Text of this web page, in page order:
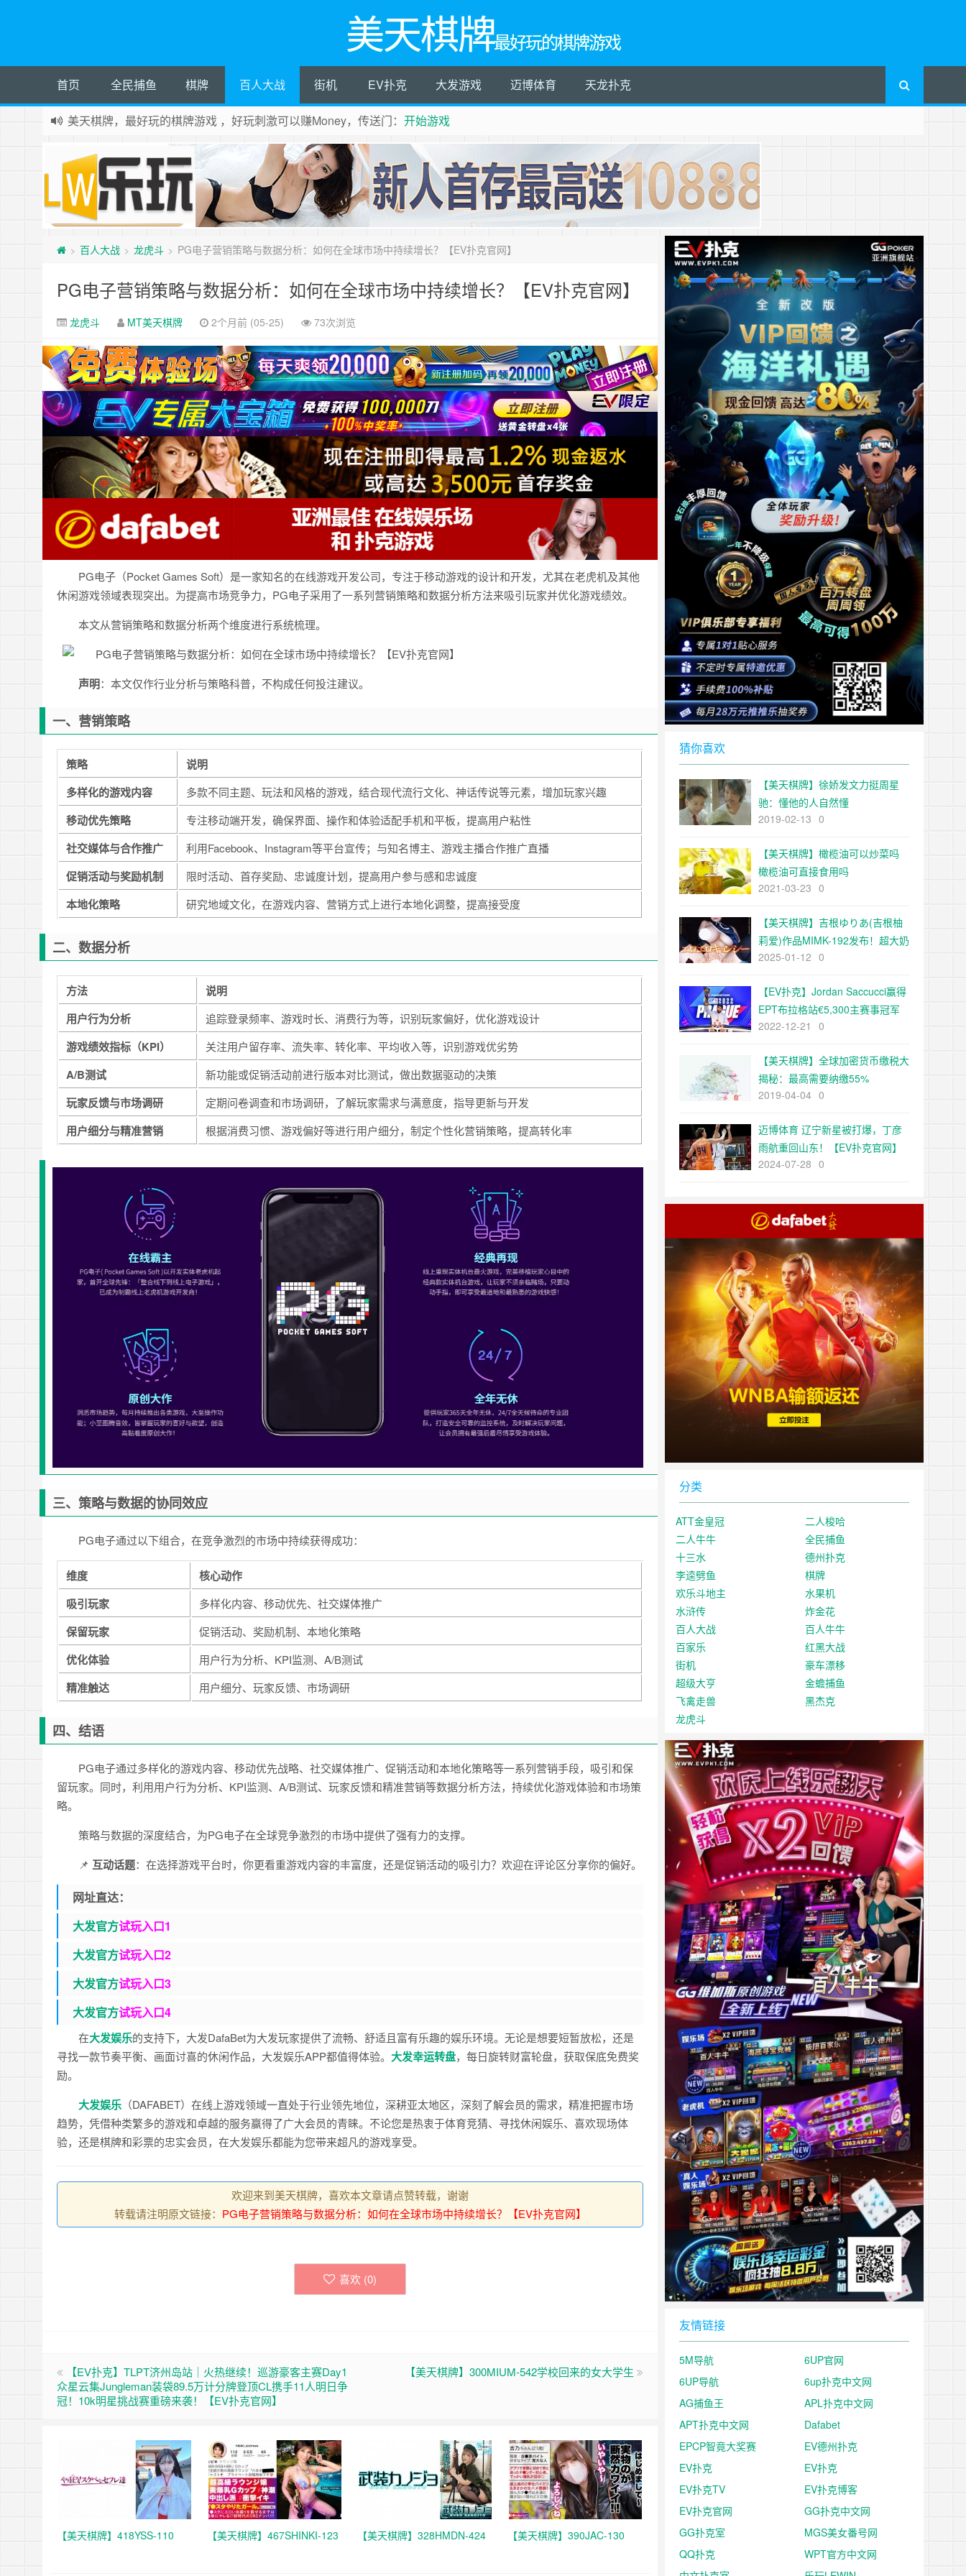
美天棋牌最好玩的棋牌游戏
首页 全民捕鱼 棋牌 百人大战 街机 EV扑克 大发游戏 迈博体育 天龙扑克
美天棋牌，最好玩的棋牌游戏 ，好玩刺激可以赚Money，传送门： 开始游戏
> 百人大战 > 龙虎斗 > PG电子营销策略与数据分析：如何在全球市场中持续增长？【EV扑克官网】
PG电子营销策略与数据分析：如何在全球市场中持续增长？【EV扑克官网】
龙虎斗 MT美天棋牌 2个月前 (05-25) 73次浏览
PG电子（Pocket Games Soft）是一家知名的在线游戏开发公司，专注于移动游戏的设计和开发，尤其在老虎机及其他
休闲游戏领域表现突出。为提高市场竞争力，PG电子采用了一系列营销策略和数据分析方法来吸引玩家并优化游戏绩效。
本文从营销策略和数据分析两个维度进行系统梳理。
声明：本文仅作行业分析与策略科普，不构成任何投注建议。
一、营销策略
策略
说明
多样化的游戏内容
多款不同主题、玩法和风格的游戏，结合现代流行文化、神话传说等元素，增加玩家兴趣
移动优先策略 专注移动端开发，确保界面、操作和体验适配手机和平板，提高用户粘性
社交媒体与合作推广 利用Facebook、Instagram等平台宣传；与知名博主、游戏主播合作推广直播
促销活动与奖励机制 限时活动、首存奖励、忠诚度计划，提高用户参与感和忠诚度
本地化策略 研究地域文化，在游戏内容、营销方式上进行本地化调整，提高接受度
二、数据分析
方法
说明
用户行为分析
追踪登录频率、游戏时长、消费行为等，识别玩家偏好，优化游戏设计
游戏绩效指标（KPI） 关注用户留存率、流失率、转化率、平均收入等，识别游戏优劣势
A/B测试 新功能或促销活动前进行版本对比测试，做出数据驱动的决策
玩家反馈与市场调研 定期问卷调查和市场调研，了解玩家需求与满意度，指导更新与开发
用户细分与精准营销 根据消费习惯、游戏偏好等进行用户细分，制定个性化营销策略，提高转化率
三、策略与数据的协同效应
PG电子通过以下组合，在竞争激烈的市场中持续获得成功：
维度
核心动作
吸引玩家
多样化内容、移动优先、社交媒体推广
保留玩家 促销活动、奖励机制、本地化策略
优化体验 用户行为分析、KPI监测、A/B测试
精准触达 用户细分、玩家反馈、市场调研
四、结语
PG电子通过多样化的游戏内容、移动优先战略、社交媒体推广、促销活动和本地化策略等一系列营销手段，吸引和保
留玩家。同时，利用用户行为分析、KPI监测、A/B测试、玩家反馈和精准营销等数据分析方法，持续优化游戏体验和市场策
略。
策略与数据的深度结合，为PG电子在全球竞争激烈的市场中提供了强有力的支撑。
📌 互动话题：在选择游戏平台时，你更看重游戏内容的丰富度，还是促销活动的吸引力？欢迎在评论区分享你的偏好。
网址直达：
大发官方试玩入口1
大发官方试玩入口2
大发官方试玩入口3
大发官方试玩入口4
在大发娱乐的支持下，大发DafaBet为大发玩家提供了流畅、舒适且富有乐趣的娱乐环境。无论是想要短暂放松，还是
寻找一款节奏平衡、画面讨喜的休闲作品，大发娱乐APP都值得体验。 大发幸运转盘，每日旋转财富轮盘，获取保底免费奖
励。
大发娱乐 （DAFABET）在线上游戏领域一直处于行业领先地位，深耕亚太地区，深刻了解会员的需求，精准把握市场
趋势，凭借种类繁多的游戏和卓越的服务赢得了广大会员的青睐。不论您是热衷于体育竞猜、寻找休闲娱乐、喜欢现场体
验，还是棋牌和彩票的忠实会员，在大发娱乐都能为您带来超凡的游戏享受。
欢迎来到美天棋牌，喜欢本文章请点赞转载，谢谢
转载请注明原文链接： PG电子营销策略与数据分析：如何在全球市场中持续增长？【EV扑克官网】
喜欢 (0)
【EV扑克】TLPT济州岛站｜火热继续！巡游豪客主赛Day1
众星云集Jungleman装袋89.5万计分牌登顶CL携手11人明日争
冠！10k明星挑战赛重磅来袭！【EV扑克官网】
【美天棋牌】300MIUM-542学校回来的女大学生
【美天棋牌】418YSS-110 【美天棋牌】467SHINKI-123 【美天棋牌】328HMDN-424 【美天棋牌】390JAC-130
猜你喜欢
【美天棋牌】徐娇发文力挺周星
驰：懂他的人自然懂
2019-02-13 0
【美天棋牌】橄榄油可以炒菜吗
橄榄油可直接食用吗
2021-03-23 0
【美天棋牌】吉根ゆりあ(吉根柚
莉爱)作品MIMK-192发布！超大奶
殭尸被死灵术师用胡萝卜插入又被
2025-01-12 0
【EV扑克】Jordan Saccucci赢得
EPT布拉格站€5,300主赛事冠军
，斩获91万欧奖金
2022-12-21 0
【美天棋牌】全球加密货币缴税大
揭秘：最高需要纳缴55%
2019-04-04 0
迈博体育 辽宁新星被打爆，丁彦
雨航重回山东！【EV扑克官网】
2024-07-28 0
分类
ATT金皇冠
二人梭哈
二人牛牛
全民捕鱼
十三水
德州扑克
李逵劈鱼
棋牌
欢乐斗地主
水果机
水浒传
炸金花
百人大战
百人牛牛
百家乐
红黑大战
街机
豪车漂移
超级大亨
金蟾捕鱼
飞禽走兽
黑杰克
龙虎斗
友情链接
5M导航
6UP官网
6UP导航
6up扑克中文网
AG捕鱼王
APL扑克中文网
APT扑克中文网
Dafabet
EPCP智竟大奖赛
EV德州扑克
EV扑克
EV扑克
EV扑克TV
EV扑克博客
EV扑克官网
GG扑克中文网
GG扑克室
MGS美女番号网
QQ扑克
WPT官方中文网